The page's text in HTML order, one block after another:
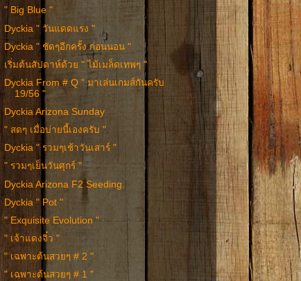
" Big Blue "
Dyckia " วันแดดแรง "
Dyckia " ชัดๆอีกครั้ง ก่อนนอน "
เริ่มต้นสัปดาห์ด้วย " ไม้เมล็ดเทพๆ "
Dyckia From # Q " มาเล่นเกมส์กันครับ
19/56 "
Dyckia Arizona Sunday
" สดๆ เมื่อบ่ายนี้เองครับ "
Dyckia " รวมๆเช้าวันเสาร์ "
" รวมๆเย็นวันศุกร์ "
Dyckia Arizona F2 Seeding.
Dyckia " Pot "
" Exquisite Evolution "
" เจ้าแดงจิ๋ว "
" เฉพาะต้นสวยๆ # 2 "
" เฉพาะต้นสวยๆ # 1 "